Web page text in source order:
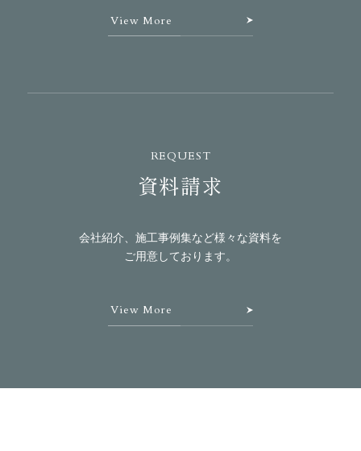
View More
REQUEST
資料請求
会社紹介、施工事例集など様々な資料を
ご用意しております。
View More